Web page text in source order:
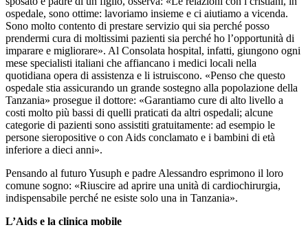
ospedale, sono ottime: lavoriamo insieme e ci aiutiamo a vicenda.
Sono molto contento di prestare servizio qui sia perché posso
prendermi cura di moltissimi pazienti sia perché ho l’opportunità di
imparare e migliorare». Al Consolata hospital, infatti, giungono ogni
mese specialisti italiani che affiancano i medici locali nella
quotidiana opera di assistenza e li istruiscono. «Penso che questo
ospedale stia assicurando un grande sostegno alla popolazione della
Tanzania» prosegue il dottore: «Garantiamo cure di alto livello a
costi molto più bassi di quelli praticati da altri ospedali; alcune
categorie di pazienti sono assistiti gratuitamente: ad esempio le
persone sieropositive o con Aids conclamato e i bambini di età
inferiore a dieci anni».
Pensando al futuro Yusuph e padre Alessandro esprimono il loro
comune sogno: «Riuscire ad aprire una unità di cardiochirurgia,
indispensabile perché ne esiste solo una in Tanzania».
L’Aids e la clinica mobile